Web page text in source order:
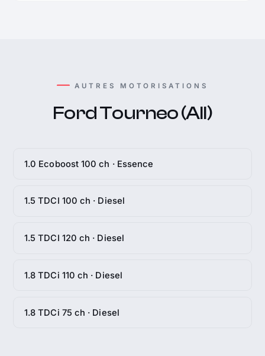
AUTRES MOTORISATIONS
Ford Tourneo (All)
1.0 Ecoboost 100 ch · Essence
1.5 TDCI 100 ch · Diesel
1.5 TDCI 120 ch · Diesel
1.8 TDCi 110 ch · Diesel
1.8 TDCi 75 ch · Diesel